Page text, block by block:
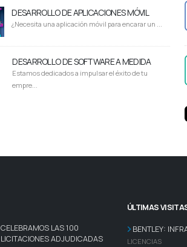
DESARROLLO DE APLICACIONES MÓVIL
¿Necesita una aplicación móvil para encarar un ...
DESARROLLO DE SOFTWARE A MEDIDA
Estamos dedicados a impulsar el éxito de tu
empre...
CELEBRAMOS LAS 100
LICITACIONES ADJUDICADAS
ÚLTIMAS
BENTLEY:
LICENCIAS